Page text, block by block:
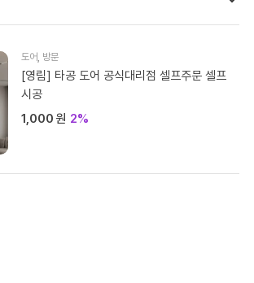
도어 방문
[영림] 타공 도어 공식대리점 셀프주문 셀프
시공
1,000 원 2%
영림 방문
예림 방문 (문의)
동화 강화마루
한솔 마루 (문의)
목재
스페이
# 색상샘플 / 영림